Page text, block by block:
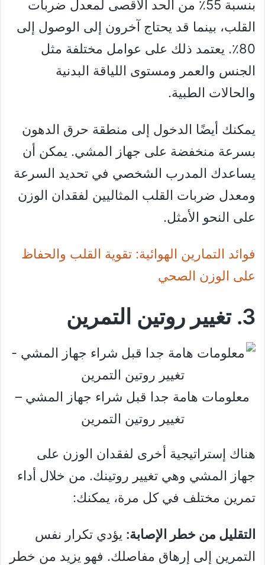
بنسبة 55٪ من الحد الأقصى لمعدل ضربات
القلب، بينما قد يحتاج آخرون إلى الوصول إلى
80٪. يعتمد ذلك على عوامل مختلفة مثل
الجنس والعمر ومستوى اللياقة البدنية
والحالات الطبية.
يمكنك أيضًا الدخول إلى منطقة حرق الدهون
بسرعة منخفضة على جهاز المشي. يمكن أن
يساعدك المدرب الشخصي في تحديد السرعة
ومعدل ضربات القلب المثاليين لفقدان الوزن
على النحو الأمثل.
فوائد التمارين الهوائية: تقوية القلب والحفاظ
على الوزن الصحي
3. تغيير روتين التمرين
معلومات هامة جدا قبل شراء جهاز المشي –
تغيير روتين التمرين
هناك إستراتيجية أخرى لفقدان الوزن على
جهاز المشي وهي تغيير روتينك. من خلال أداء
تمرين مختلف في كل مرة، يمكنك:
التقليل من خطر الإصابة: يؤدي تكرار نفس
التمرين إلى إرهاق مفاصلك. فهو يزيد من خطر